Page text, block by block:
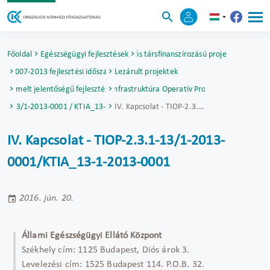
Főoldal Egészségügyi fejlesztésekUniós társfinanszírozású projektek
2007-2013 fejlesztési időszak Lezárult projektek
Kiemelt jelentőségű fejlesztésekTársadalmi Infrastruktúra Operatív Program (TIOP)
13/1-2013-0001 / KTIA_13-1-2013-0001
IV. Kapcsolat - TIOP-2.3.1-13/1-2013-0001/KTIA_13-1-2013-0001
IV. Kapcsolat - TIOP-2.3.1-13/1-2013-
0001/KTIA_13-1-2013-0001
2016. jún. 20.
Állami Egészségügyi Ellátó Központ
Székhely cím: 1125 Budapest, Diós árok 3.
Levelezési cím: 1525 Budapest 114. P.O.B. 32.